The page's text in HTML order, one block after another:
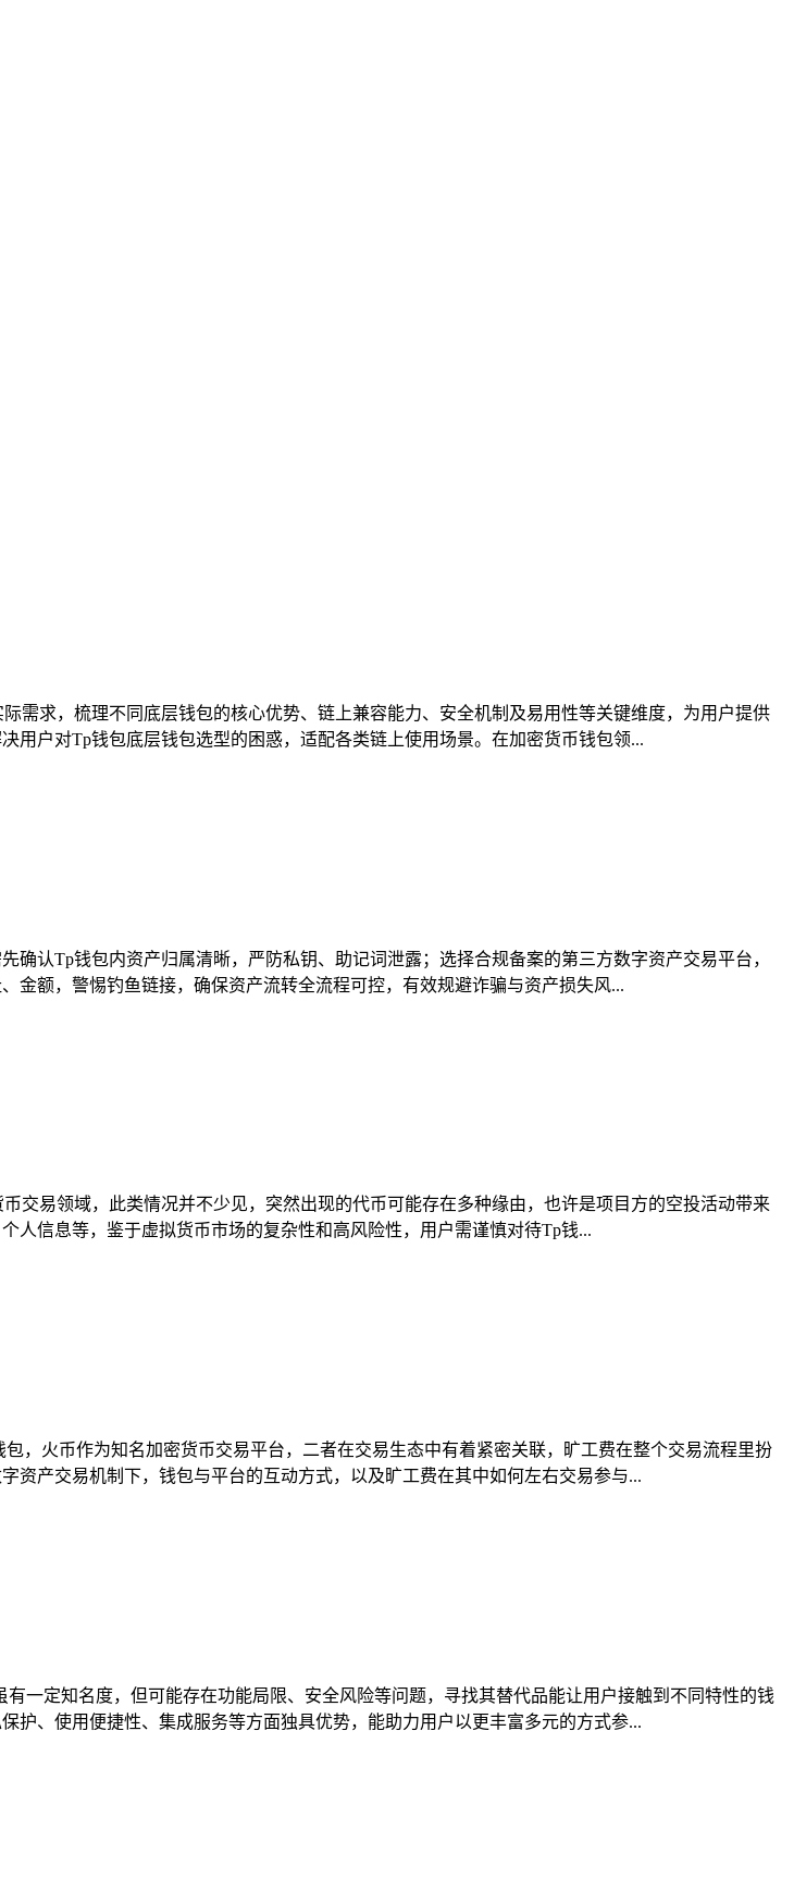
需求，梳理不同底层钱包的核心优势、链上兼容能力、安全机制及易用性等关键维度，为用户提供
户对Tp钱包底层钱包选型的困惑，适配各类链上使用场景。在加密货币钱包领...
认Tp钱包内资产归属清晰，严防私钥、助记词泄露；选择合规备案的第三方数字资产交易平台，
金额，警惕钓鱼链接，确保资产流转全流程可控，有效规避诈骗与资产损失风...
交易领域，此类情况并不少见，突然出现的代币可能存在多种缘由，也许是项目方的空投活动带来
人信息等，鉴于虚拟货币市场的复杂性和高风险性，用户需谨慎对待Tp钱...
，火币作为知名加密货币交易平台，二者在交易生态中有着紧密关联，旷工费在整个交易流程里扮
资产交易机制下，钱包与平台的互动方式，以及旷工费在其中如何左右交易参与...
一定知名度，但可能存在功能局限、安全风险等问题，寻找其替代品能让用户接触到不同特性的钱
护、使用便捷性、集成服务等方面独具优势，能助力用户以更丰富多元的方式参...